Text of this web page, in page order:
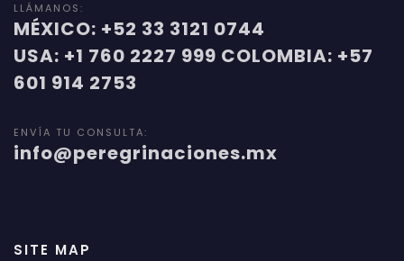
LLÁMANOS:
MÉXICO: +52 33 3121 0744
USA: +1 760 2227 999 COLOMBIA: +57
601 914 2753
ENVÍA TU CONSULTA:
info@peregrinaciones.mx
SITE MAP